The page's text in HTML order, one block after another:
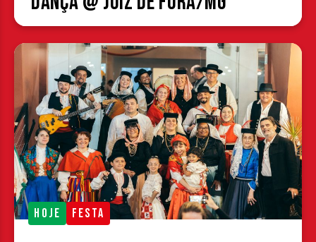
HOJE FESTA